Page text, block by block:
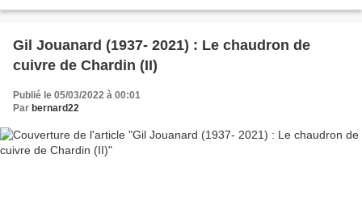
Gil Jouanard (1937- 2021) : Le chaudron de
cuivre de Chardin (II)
Publié le 05/03/2022 à 00:01
Par bernard22